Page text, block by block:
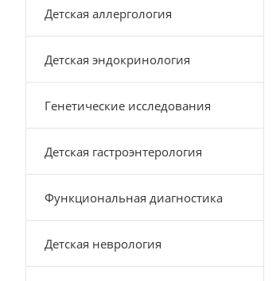
Детская аллергология
Детская эндокринология
Генетические исследования
Детская гастроэнтерология
Функциональная диагностика
Детская неврология